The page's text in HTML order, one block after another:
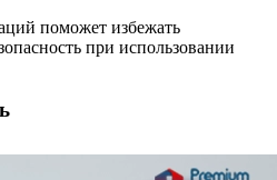
поможет избежать
при использовании